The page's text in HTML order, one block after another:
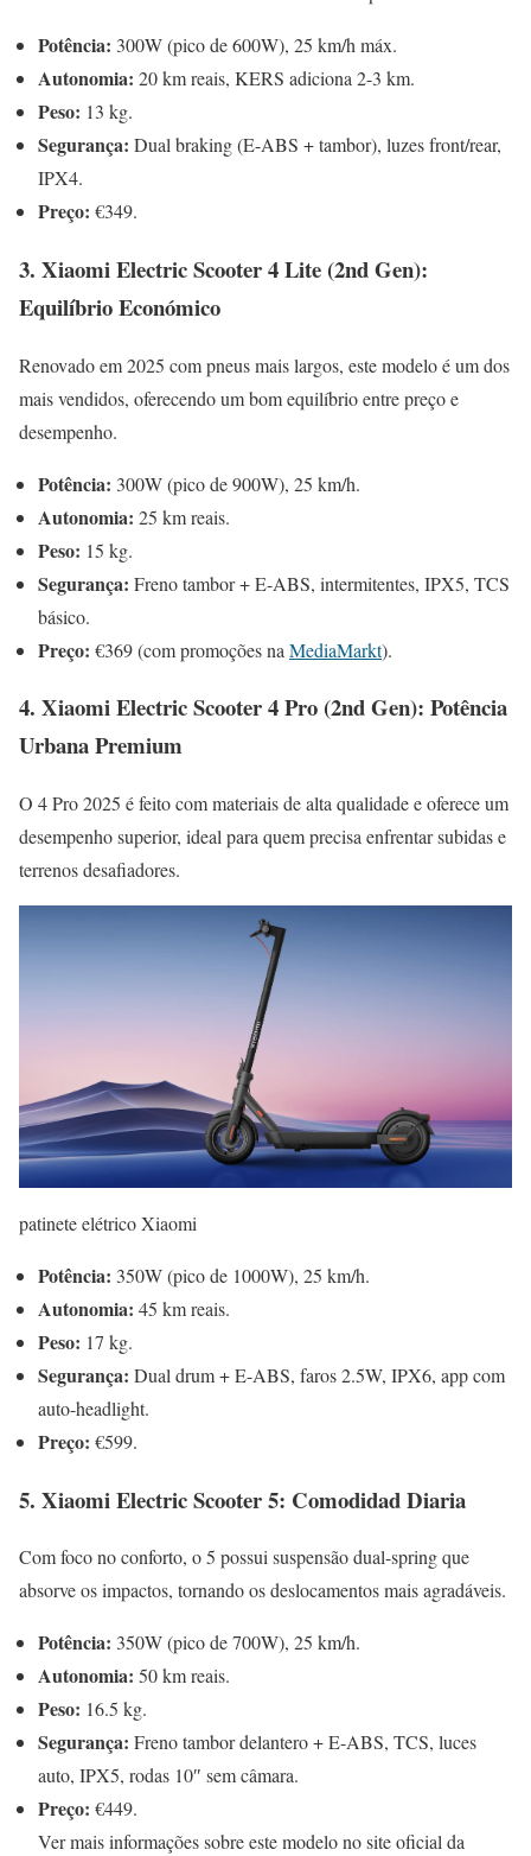
Potência: 300W (pico de 600W), 25 km/h máx.
Autonomia: 20 km reais, KERS adiciona 2-3 km.
Peso: 13 kg.
Segurança: Dual braking (E-ABS + tambor), luzes front/rear,
IPX4.
Preço: €349.
3. Xiaomi Electric Scooter 4 Lite (2nd Gen):
Equilíbrio Económico
Renovado em 2025 com pneus mais largos, este modelo é um dos
mais vendidos, oferecendo um bom equilíbrio entre preço e
desempenho.
Potência: 300W (pico de 900W), 25 km/h.
Autonomia: 25 km reais.
Peso: 15 kg.
Segurança: Freno tambor + E-ABS, intermitentes, IPX5, TCS
básico.
Preço: €369 (com promoções na MediaMarkt).
4. Xiaomi Electric Scooter 4 Pro (2nd Gen): Potência
Urbana Premium
O 4 Pro 2025 é feito com materiais de alta qualidade e oferece um
desempenho superior, ideal para quem precisa enfrentar subidas e
terrenos desafiadores.
patinete elétrico Xiaomi
Potência: 350W (pico de 1000W), 25 km/h.
Autonomia: 45 km reais.
Peso: 17 kg.
Segurança: Dual drum + E-ABS, faros 2.5W, IPX6, app com
auto-headlight.
Preço: €599.
5. Xiaomi Electric Scooter 5: Comodidad Diaria
Com foco no conforto, o 5 possui suspensão dual-spring que
absorve os impactos, tornando os deslocamentos mais agradáveis.
Potência: 350W (pico de 700W), 25 km/h.
Autonomia: 50 km reais.
Peso: 16.5 kg.
Segurança: Freno tambor delantero + E-ABS, TCS, luces
auto, IPX5, rodas 10″ sem câmara.
Preço: €449.
Ver mais informações sobre este modelo no site oficial da